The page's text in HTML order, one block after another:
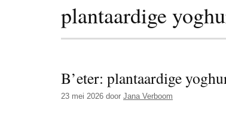
plantaardige
B’eter: plantaardige
23 mei 2026 door Jana Verboom